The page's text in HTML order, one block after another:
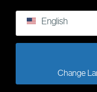
English